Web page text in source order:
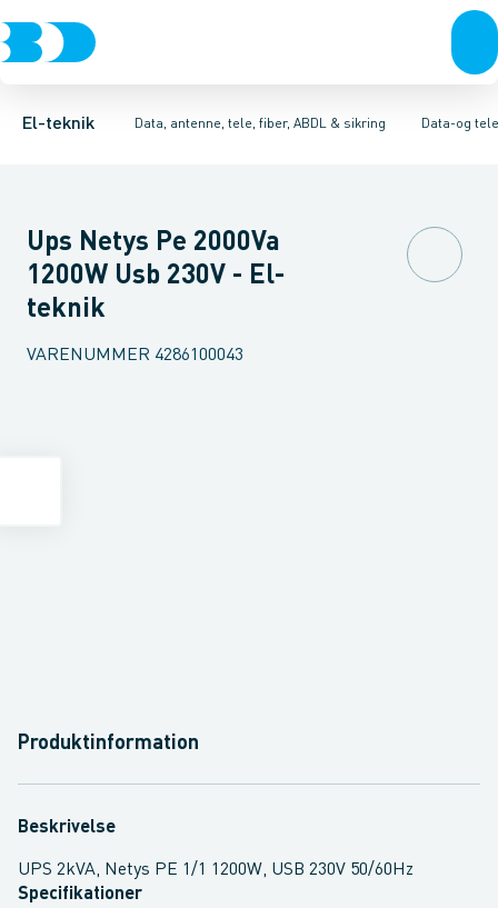
El-teknik Data, antenne, tele, fiber, ABDL & sikring
Afbrydere, stikkontakter & lampeudtag Forgreningsmateriel
Data-og
Antenne og satellitsystemerKommunikationsteknik/
Dataudtag kobberTilbehør til modulær tilkoblingssystem
Ups Netys Pe 2000Va
1200W Usb 230V - El-
teknik
VARENUMMER 4286100043
Produktinformation
Beskrivelse
UPS 2kVA, Netys PE 1/1 1200W, USB 230V 50/60Hz
Specifikationer